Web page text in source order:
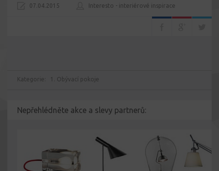
07.04.2015 Interesto - interiérové inspirace
Kategorie: 1. Obývací pokoje
Nepřehlédněte akce a slevy partnerů: